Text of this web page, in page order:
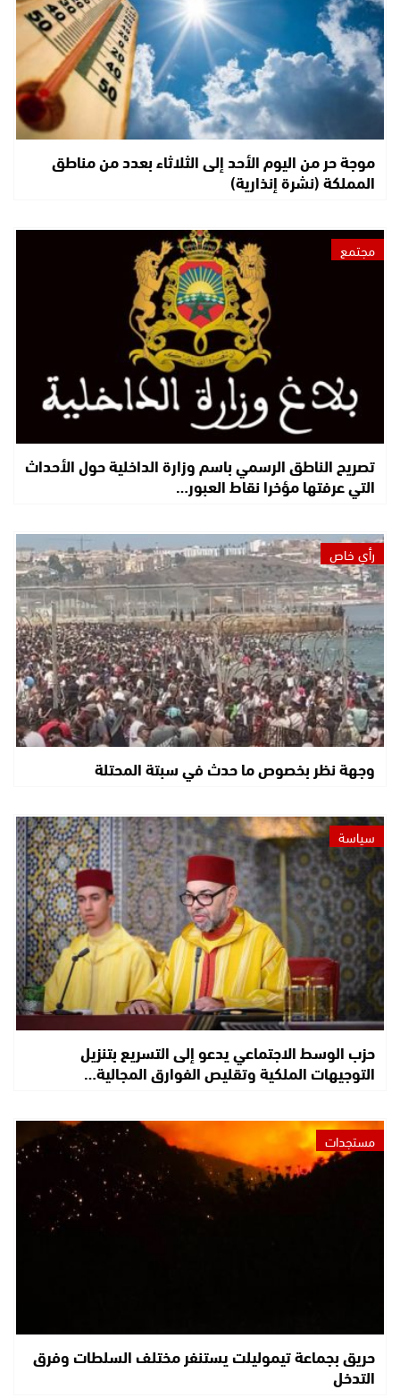
موجة حر من اليوم الأحد إلى الثلاثاء بعدد من مناطق
المملكة (نشرة إنذارية)
مجتمع
تصريح الناطق الرسمي باسم وزارة الداخلية حول الأحداث
التي عرفتها مؤخرا نقاط العبور…
رأي خاص
وجهة نظر بخصوص ما حدث في سبتة المحتلة
سياسة
حزب الوسط الاجتماعي يدعو إلى التسريع بتنزيل
التوجيهات الملكية وتقليص الفوارق المجالية…
مستجدات
حريق بجماعة تيموليلت يستنفر مختلف السلطات وفرق
التدخل